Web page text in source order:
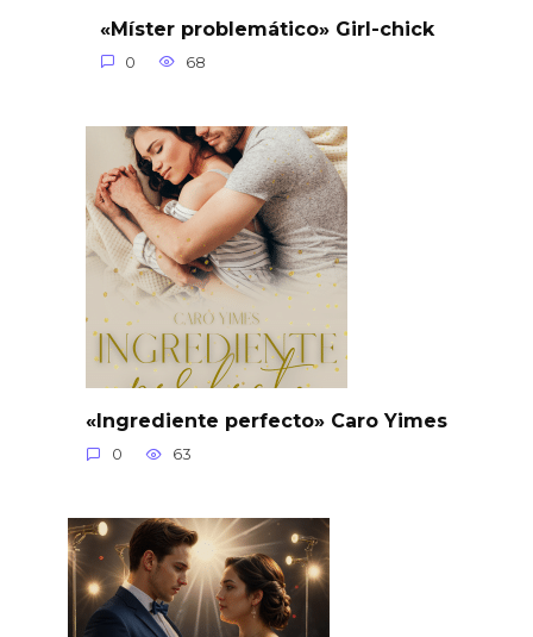
«Míster problemático» Girl-chick
0 68
«Ingrediente perfecto» Caro Yimes
0 63